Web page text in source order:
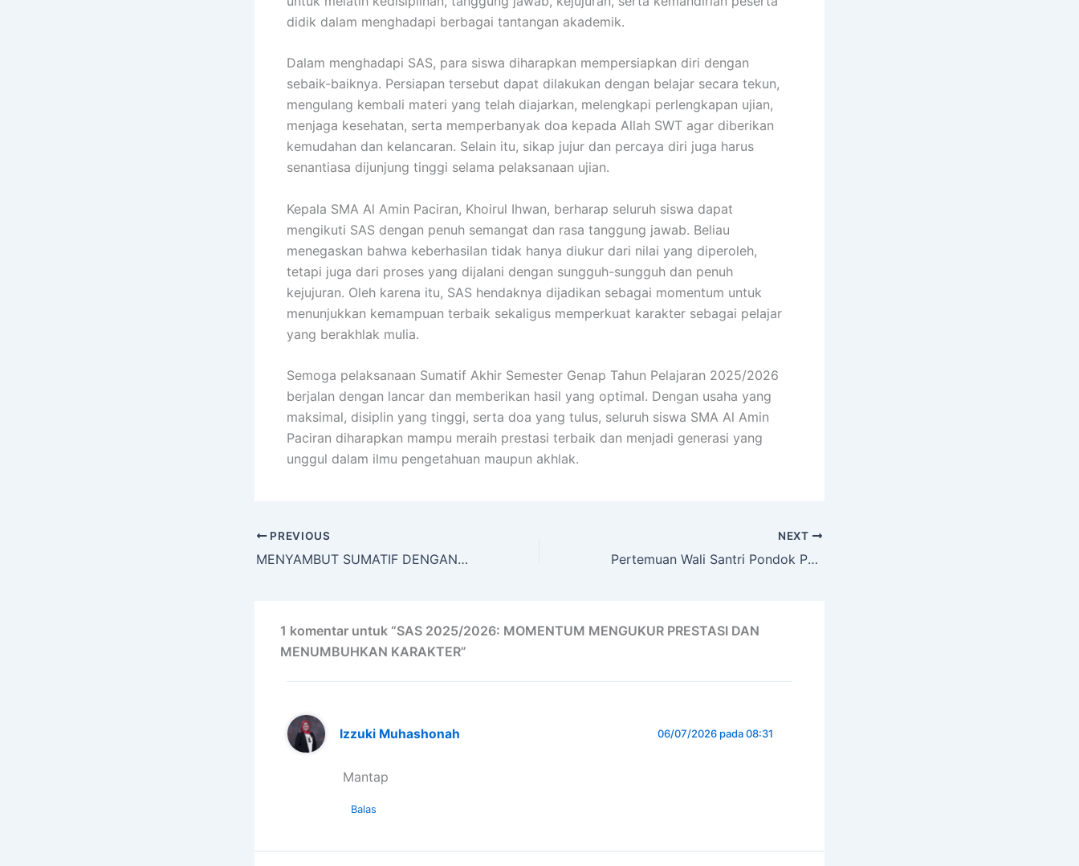
didik dalam menghadapi berbagai tantangan akademik.
Dalam menghadapi SAS, para siswa diharapkan mempersiapkan diri dengan
sebaik-baiknya. Persiapan tersebut dapat dilakukan dengan belajar secara tekun,
mengulang kembali materi yang telah diajarkan, melengkapi perlengkapan ujian,
menjaga kesehatan, serta memperbanyak doa kepada Allah SWT agar diberikan
kemudahan dan kelancaran. Selain itu, sikap jujur dan percaya diri juga harus
senantiasa dijunjung tinggi selama pelaksanaan ujian.
Kepala SMA Al Amin Paciran, Khoirul Ihwan, berharap seluruh siswa dapat
mengikuti SAS dengan penuh semangat dan rasa tanggung jawab. Beliau
menegaskan bahwa keberhasilan tidak hanya diukur dari nilai yang diperoleh,
tetapi juga dari proses yang dijalani dengan sungguh-sungguh dan penuh
kejujuran. Oleh karena itu, SAS hendaknya dijadikan sebagai momentum untuk
menunjukkan kemampuan terbaik sekaligus memperkuat karakter sebagai pelajar
yang berakhlak mulia.
Semoga pelaksanaan Sumatif Akhir Semester Genap Tahun Pelajaran 2025/2026
berjalan dengan lancar dan memberikan hasil yang optimal. Dengan usaha yang
maksimal, disiplin yang tinggi, serta doa yang tulus, seluruh siswa SMA Al Amin
Paciran diharapkan mampu meraih prestasi terbaik dan menjadi generasi yang
unggul dalam ilmu pengetahuan maupun akhlak.
PREVIOUS
MENYAMBUT SUMATIF DENGAN DISIPLIN DAN SEMANGAT BERPRESTASI
NEXT
Pertemuan Wali Santri Pondok Pesantren Al Amin Perkuat Sinergi Pendidikan
1 komentar untuk “SAS 2025/2026: MOMENTUM MENGUKUR PRESTASI DAN
MENUMBUHKAN KARAKTER”
Izzuki Muhashonah 06/07/2026 pada 08:31
Mantap
Balas